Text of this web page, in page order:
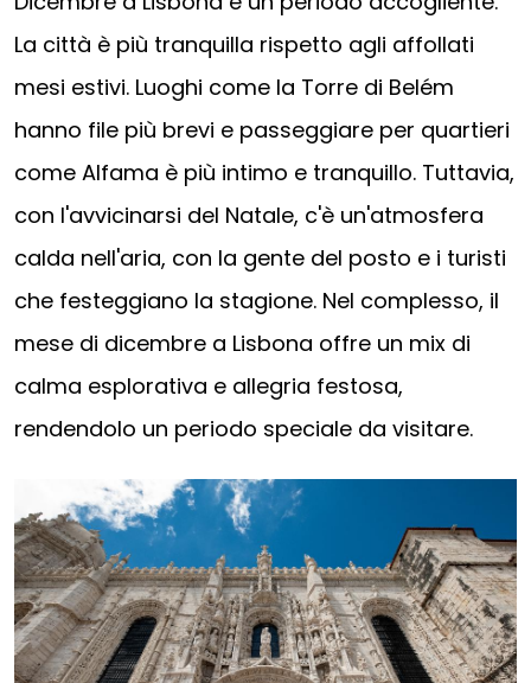
La città è più tranquilla rispetto agli affollati
mesi estivi. Luoghi come la Torre di Belém
hanno file più brevi e passeggiare per quartieri
come Alfama è più intimo e tranquillo. Tuttavia,
con l'avvicinarsi del Natale, c'è un'atmosfera
calda nell'aria, con la gente del posto e i turisti
che festeggiano la stagione. Nel complesso, il
mese di dicembre a Lisbona offre un mix di
calma esplorativa e allegria festosa,
rendendolo un periodo speciale da visitare.